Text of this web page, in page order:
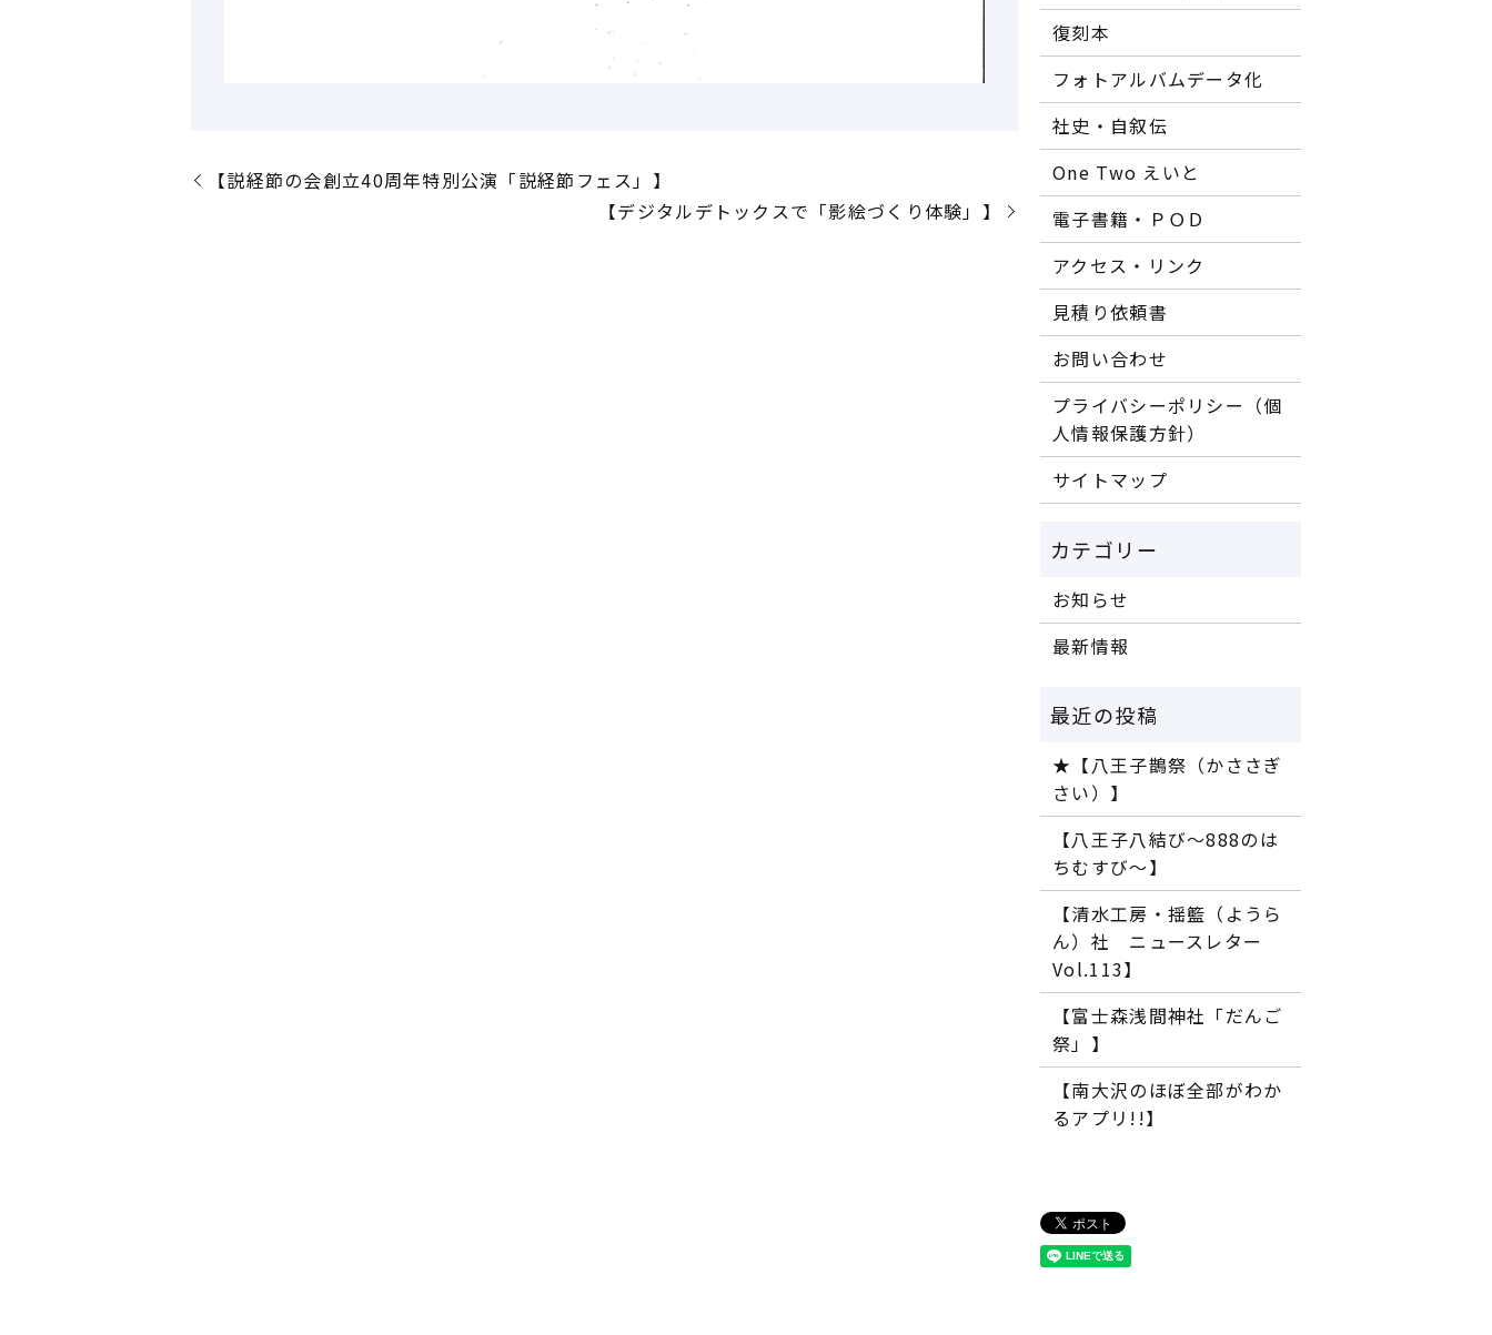
【説経節の会創立40周年特別公演「説経節フェス」】
【デジタルデトックスで「影絵づくり体験」】
復刻本
フォトアルバムデータ化
社史・自叙伝
One Two えいと
電子書籍・ＰＯＤ
アクセス・リンク
見積り依頼書
お問い合わせ
プライバシーポリシー（個
人情報保護方針）
サイトマップ
お知らせ
最新情報
★【八王子鵲祭（かささぎ
さい）】
【八王子八結び～888のは
ちむすび～】
【清水工房・揺籃（ようら
ん）社 ニュースレター
Vol.113】
【富士森浅間神社「だんご
祭」】
【南大沢のほぼ全部がわか
るアプリ!!】